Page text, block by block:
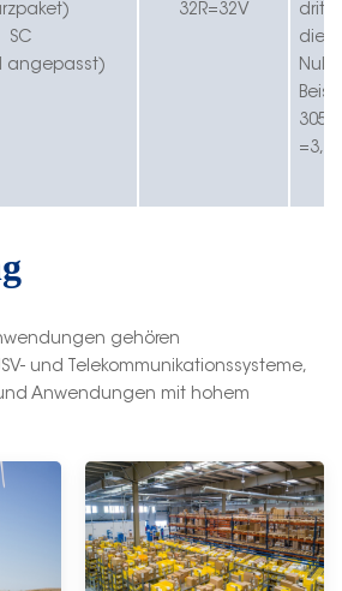
SC
angepasst)
32R=32V
die
=3,0F
gehören
und Telekommunikationssysteme,
Anwendungen mit hohem